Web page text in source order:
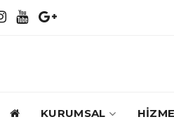
KURUMSAL